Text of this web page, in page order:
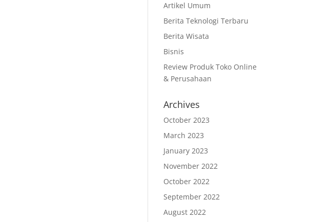
Artikel Umum
Berita Teknologi Terbaru
Berita Wisata
Bisnis
Review Produk Toko Online
& Perusahaan
Archives
October 2023
March 2023
January 2023
November 2022
October 2022
September 2022
August 2022